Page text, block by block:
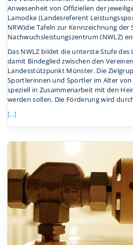
Anwesenheit von Offiziellen der
Lamodke (Landesreferent
NRW)die Tafeln zur Kennzeichnung
Nachwuchsleistungszentrum (NWLZ)
Das NWLZ bildet die unterste Stufe
damit Bindeglied zwischen den
Landesstützpunkt Münster. Die
Sportlerinnen und Sportler im Alter von
speziell in Zusammenarbeit mit den
werden sollen. Die Förderung wird
[...]